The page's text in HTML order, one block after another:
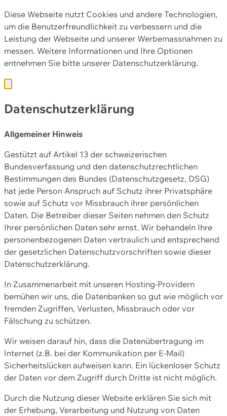
Diese Webseite nutzt Cookies und andere Technologien,
um die Benutzerfreundlichkeit zu verbessern und die
Leistung der Webseite und unserer Werbemassnahmen zu
messen. Weitere Informationen und Ihre Optionen
entnehmen Sie bitte unserer Datenschutzerklärung.
Datenschutzerklärung
Allgemeiner Hinweis
Gestützt auf Artikel 13 der schweizerischen
Bundesverfassung und den datenschutzrechtlichen
Bestimmungen des Bundes (Datenschutzgesetz, DSG)
hat jede Person Anspruch auf Schutz ihrer Privatsphäre
sowie auf Schutz vor Missbrauch ihrer persönlichen
Daten. Die Betreiber dieser Seiten nehmen den Schutz
Ihrer persönlichen Daten sehr ernst. Wir behandeln Ihre
personenbezogenen Daten vertraulich und entsprechend
der gesetzlichen Datenschutzvorschriften sowie dieser
Datenschutzerklärung.
In Zusammenarbeit mit unseren Hosting-Providern
bemühen wir uns, die Datenbanken so gut wie möglich vor
fremden Zugriffen, Verlusten, Missbrauch oder vor
Fälschung zu schützen.
Wir weisen darauf hin, dass die Datenübertragung im
Internet (z.B. bei der Kommunikation per E-Mail)
Sicherheitslücken aufweisen kann. Ein lückenloser Schutz
der Daten vor dem Zugriff durch Dritte ist nicht möglich.
Durch die Nutzung dieser Website erklären Sie sich mit
der Erhebung, Verarbeitung und Nutzung von Daten